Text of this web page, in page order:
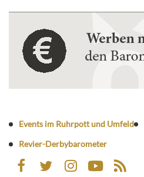
Events im Ruhrpott und Umfeld
Revier-Derbybarometer